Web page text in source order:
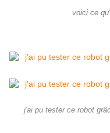
voici ce
j'ai pu tester ce robot